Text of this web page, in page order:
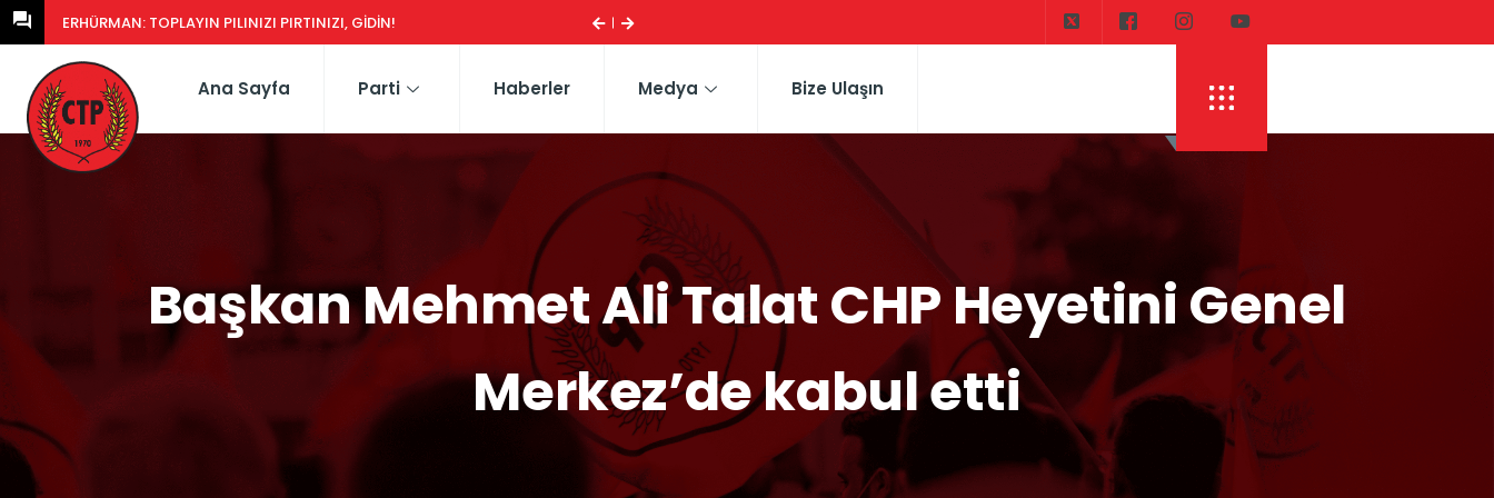
ERHÜRMAN: GÜNEY’DEKI YASA EŞDEĞERCIDEN MÜTEAHHIDE HERKESI ... CTP HEYETI, TRAFIK EĞITIM PARKI’NI YERINDE INCELEDI ERHÜRMAN: TOPLAYIN PILINIZI
Ana Sayfa Parti Haberler Medya Bize Ulaşın
Başkan Mehmet Ali Talat CHP Heyetini Genel
Merkez’de kabul etti